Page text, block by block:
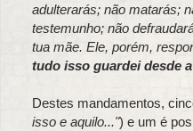
adulterarás; não matarás;
testemunho; não
tua mãe. Ele, porém,
tudo isso guardei desde
Destes mandamentos,
isso e aquilo...") e um é